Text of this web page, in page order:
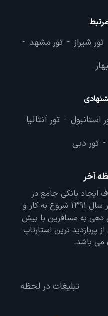
تور شیراز - تور مشهد -
استانبول - تور آنتالیا
- تور دبی
آخر
بانکی جامع در
تمامی زمینه های گردشگری در سال 1391 شروع به کار و
سرویس دهی به مسافرین با بیش
پربازدید ترین استارتاپ
می باشد.
تبلیغات در لحظه